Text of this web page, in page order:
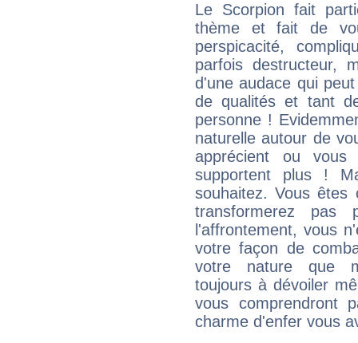
Le Scorpion fait
thème et fait de
perspicacité,
parfois destructeur,
d'une audace qui
de qualités et tant
personne !
naturelle autour de
apprécient ou
supportent plus !
souhaitez. Vous
transformerez
l'affrontement, vous
votre façon de
votre nature que
toujours à dévoiler
vous comprendront
charme d'enfer vous